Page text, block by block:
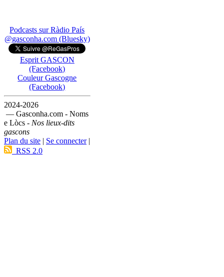
Podcasts sur Ràdio País
@gasconha.com (Bluesky)
Esprit GASCON
(Facebook)
Couleur Gascogne
(Facebook)
2024-2026
— Gasconha.com - Noms
e Lòcs - Nos lieux-dits
gascons
Plan du site | Se connecter|
RSS 2.0